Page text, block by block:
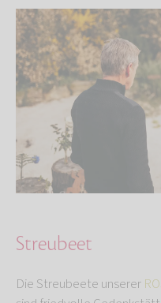
Streubeet
Die Streubeete unserer